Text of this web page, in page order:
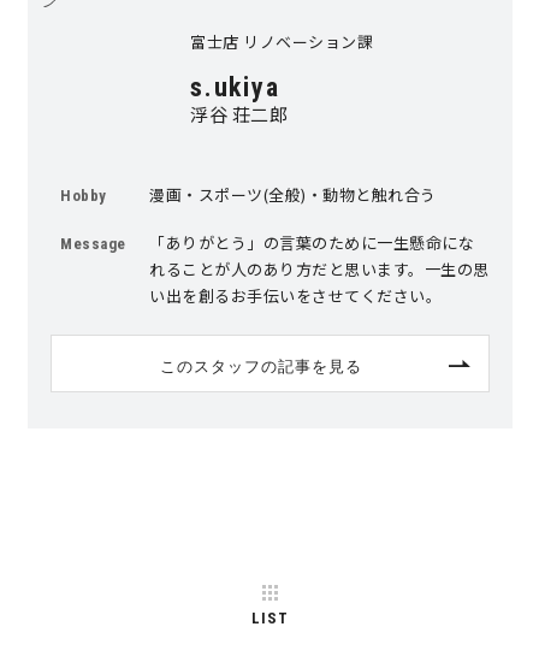
理想の暮らしを引き出すデザイン力
身体に優しい自然素材の家
耐震等級3 & 許容応力度計算 全棟標準
徹底したコストダウンの追求
富士店 リノベーション課
s.ukiya
浮谷 荘二郎
Hobby 漫画・スポーツ(全般)・動物と触れ合う
Message
「ありがとう」の言葉のために一生懸命にな
れることが人のあり方だと思います。一生の思
い出を創るお手伝いをさせてください。
このスタッフの記事を見る
LIST